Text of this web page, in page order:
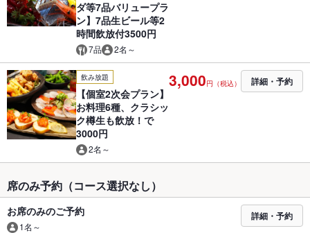
ダ等7品バリュープラ
ン】7品生ビール等2
時間飲放付3500円
7品 2名～
飲み放題
【個室2次会プラン】
お料理6種、クラシッ
ク樽生も飲放！で
3000円
2名～
3,000円（税込） 詳細・予約
席のみ予約（コース選択なし）
お席のみのご予約
1名～
詳細・予約